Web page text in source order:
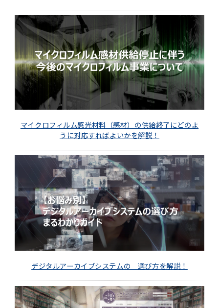
マイクロフィルム感光材料（感材）の供給終了にどのよ
うに対応すればよいかを解説！
デジタルアーカイブシステムの 選び方を解説！